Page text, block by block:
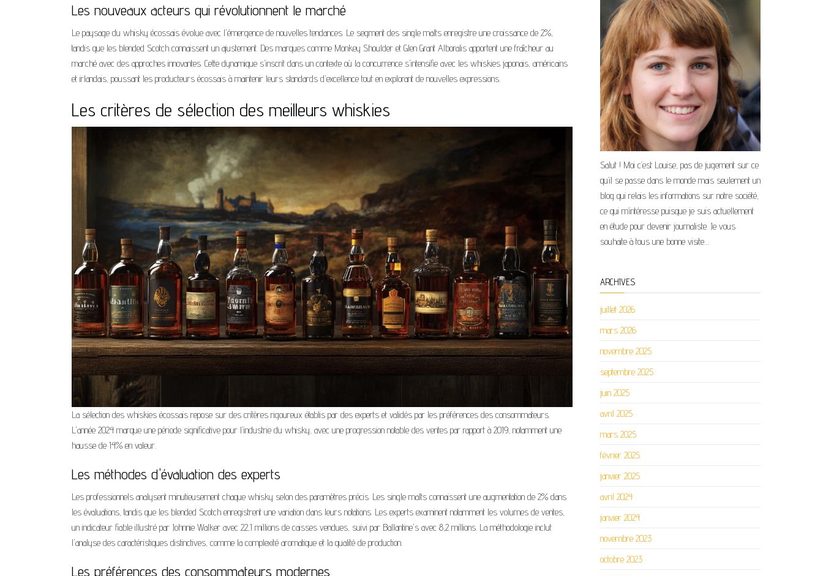
Les nouveaux acteurs qui révolutionnent le marché
Le paysage du whisky écossais évolue avec l'émergence de nouvelles tendances. Le segment des single malts enregistre une croissance de 2%,
tandis que les blended Scotch connaissent un ajustement. Des marques comme Monkey Shoulder et Glen Grant Alboralis apportent une fraîcheur au
marché avec des approches innovantes. Cette dynamique s'inscrit dans un contexte où la concurrence s'intensifie avec les whiskies japonais, américains
et irlandais, poussant les producteurs écossais à maintenir leurs standards d'excellence tout en explorant de nouvelles expressions.
Les critères de sélection des meilleurs whiskies
La sélection des whiskies écossais repose sur des critères rigoureux établis par des experts et validés par les préférences des consommateurs.
L'année 2024 marque une période significative pour l'industrie du whisky, avec une progression notable des ventes par rapport à 2019, notamment une
hausse de 14% en valeur.
Les méthodes d'évaluation des experts
Les professionnels analysent minutieusement chaque whisky selon des paramètres précis. Les single malts connaissent une augmentation de 2% dans
les évaluations, tandis que les blended Scotch enregistrent une variation dans leurs notations. Les experts examinent notamment les volumes de ventes,
un indicateur fiable illustré par Johnnie Walker avec 22,1 millions de caisses vendues, suivi par Ballantine's avec 8,2 millions. La méthodologie inclut
l'analyse des caractéristiques distinctives, comme la complexité aromatique et la qualité de production.
Les préférences des consommateurs modernes
Salut ! Moi c’est Louise, pas de jugement sur ce
qu’il se passe dans le monde mais seulement un
blog qui relais les informations sur notre société,
ce qui m’intéresse puisque je suis actuellement
en étude pour devenir journaliste. Je vous
souhaite à tous une bonne visite…
ARCHIVES
juillet 2026
mars 2026
novembre 2025
septembre 2025
juin 2025
avril 2025
mars 2025
février 2025
janvier 2025
avril 2024
janvier 2024
novembre 2023
octobre 2023